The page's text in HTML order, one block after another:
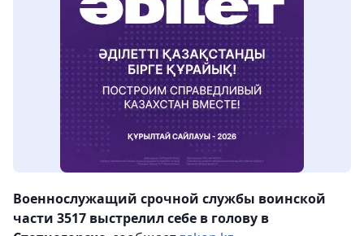
Военнослужащий срочной службы воинской
части 3517 выстрелил себе в голову в